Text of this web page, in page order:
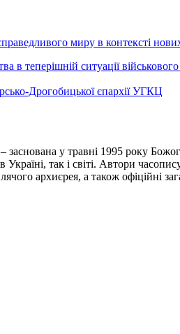
миру в контексті нових
теперішній ситуації
Дрогобицької єпархії УГКЦ
заснована у травні 1995 року
Україні, так і світі. Автори
архиєрея, а також офіційні